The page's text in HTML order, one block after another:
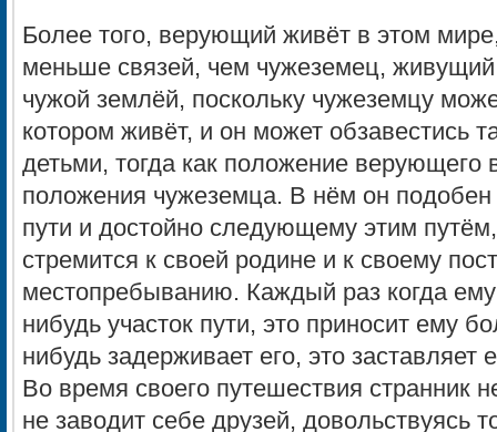
Более того, верующий живёт в этом
меньше связей, чем чужеземец,
чужой землёй, поскольку чужеземцу
котором живёт, и он может обзавестись
детьми, тогда как положение верующего
положения чужеземца. В нём он подобен
пути и достойно следующему этим
стремится к своей родине и к своему
местопребыванию. Каждый раз когда ему
нибудь участок пути, это приносит ему
нибудь задерживает его, это заставляет
Во время своего путешествия странник
не заводит себе друзей,